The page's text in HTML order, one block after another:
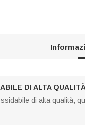
DI ALTA
di alta qualità,